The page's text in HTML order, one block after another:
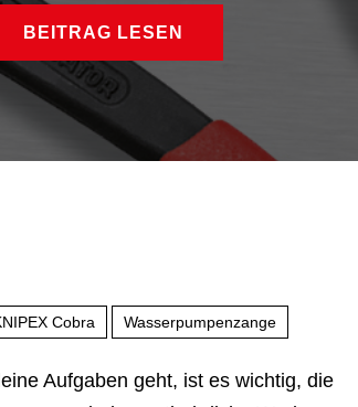
BEITRAG LESEN
Cobra Wasserpumpenzange
Aufgaben geht, ist es wichtig, die